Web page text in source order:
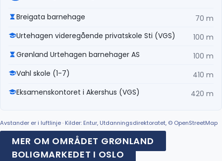
Breigata barnehage
70 m
Urtehagen videregående privatskole Sti (VGS)
100 m
Grønland Urtehagen barnehager AS
100 m
Vahl skole (1-7)
410 m
Eksamenskontoret i Akershus (VGS)
420 m
Avstander er i luftlinje · Kilder: Entur, Utdanningsdirektoratet, © OpenStreetMap
MER OM OMRÅDET GRØNLAND
BOLIGMARKEDET I OSLO